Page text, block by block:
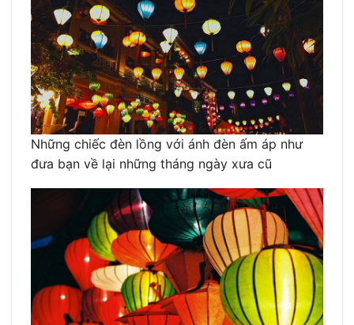
Những chiếc đèn lồng với ánh đèn ấm áp như
đưa bạn về lại những tháng ngày xưa cũ